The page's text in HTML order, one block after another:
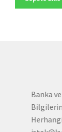
Banka